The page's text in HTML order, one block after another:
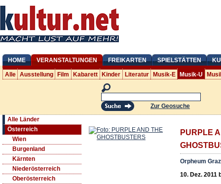
HOME VERANSTALTUNGEN FREIKARTEN SPIELSTÄTTEN
Alle Ausstellung Film Kabarett Kinder Literatur Musik-E Musik-U
Zur Geosuche
Alle Länder
Österreich
Wien
Burgenland
Kärnten
Niederösterreich
Oberösterreich
PURPLE
Orpheum Graz
10. Dez. 2011